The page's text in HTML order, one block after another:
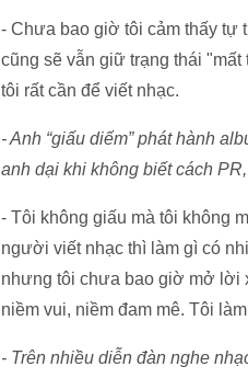
- Chưa bao giờ tôi cảm thấy tự
cũng sẽ vẫn giữ trạng thái
tôi rất cần để viết nhạc.
- Anh “giấu diếm” phát hành
anh dại khi không biết cách
- Tôi không giấu mà tôi không
người viết nhạc thì làm gì có
nhưng tôi chưa bao giờ mở lời
niềm vui, niềm đam mê. Tôi
- Trên nhiều diễn đàn nghe